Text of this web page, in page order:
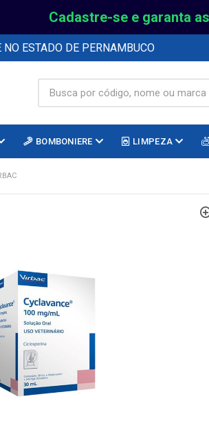
Cadastre-se e garanta
ESTADO DE PERNAMBUCO
BOMBONIERE LIMPEZA